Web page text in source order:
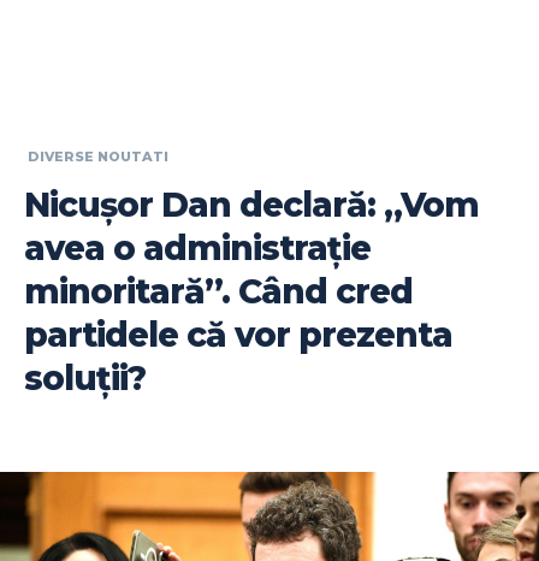
DIVERSE NOUTATI
Nicușor Dan declară: „Vom
avea o administrație
minoritară”. Când cred
partidele că vor prezenta
soluții?